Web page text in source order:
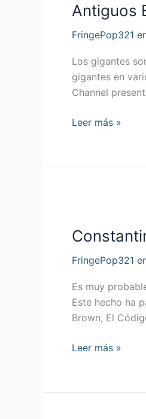
Antiguos
FringePop321
Los gigantes
gigantes en
Channel
Gigantes
¿Son
Reales
los
Cráneos
yLeer más »
FringePop321
Es muy
Este hecho ha
Brown, El
el
Testamento
Leer más »